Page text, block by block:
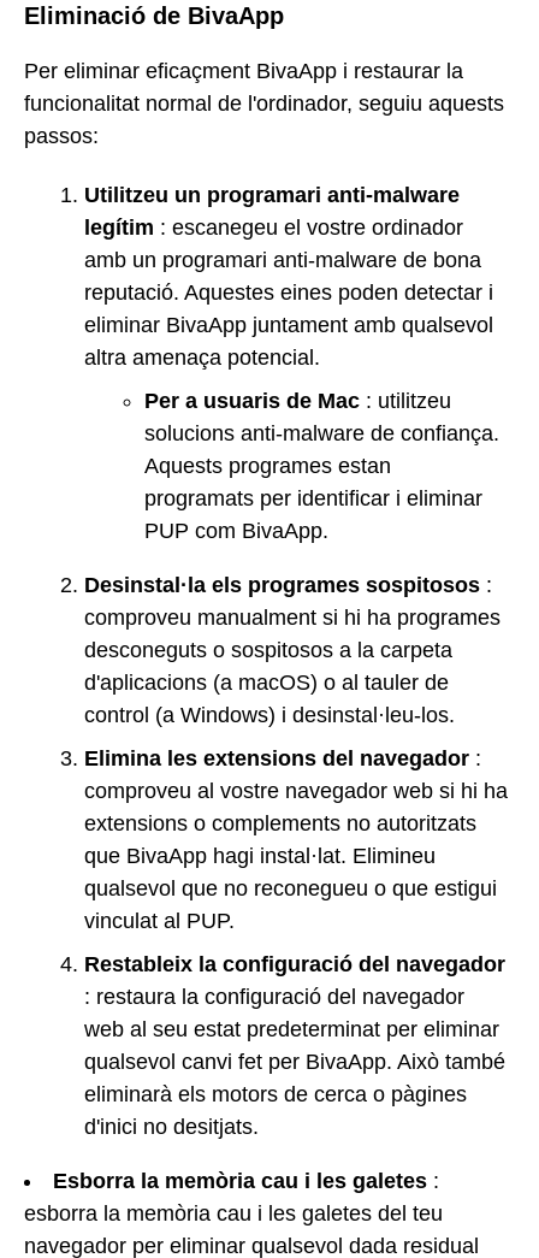
Eliminació de BivaApp
Per eliminar eficaçment BivaApp i restaurar la
funcionalitat normal de l'ordinador, seguiu aquests
passos:
Utilitzeu un programari anti-malware
legítim : escanegeu el vostre ordinador
amb un programari anti-malware de bona
reputació. Aquestes eines poden detectar i
eliminar BivaApp juntament amb qualsevol
altra amenaça potencial.
Per a usuaris de Mac : utilitzeu
solucions anti-malware de confiança.
Aquests programes estan
programats per identificar i eliminar
PUP com BivaApp.
Desinstal·la els programes sospitosos :
comproveu manualment si hi ha programes
desconeguts o sospitosos a la carpeta
d'aplicacions (a macOS) o al tauler de
control (a Windows) i desinstal·leu-los.
Elimina les extensions del navegador :
comproveu al vostre navegador web si hi ha
extensions o complements no autoritzats
que BivaApp hagi instal·lat. Elimineu
qualsevol que no reconegueu o que estigui
vinculat al PUP.
Restableix la configuració del navegador
: restaura la configuració del navegador
web al seu estat predeterminat per eliminar
qualsevol canvi fet per BivaApp. Això també
eliminarà els motors de cerca o pàgines
d'inici no desitjats.
Esborra la memòria cau i les galetes :
esborra la memòria cau i les galetes del teu
navegador per eliminar qualsevol dada residual